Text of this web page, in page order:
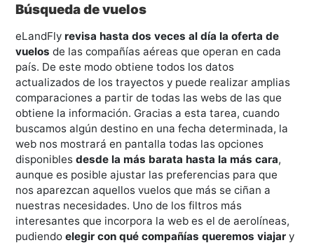
Búsqueda de vuelos
eLandFly revisa hasta dos veces al día la oferta de
vuelos de las compañías aéreas que operan en cada
país. De este modo obtiene todos los datos
actualizados de los trayectos y puede realizar amplias
comparaciones a partir de todas las webs de las que
obtiene la información. Gracias a esta tarea, cuando
buscamos algún destino en una fecha determinada, la
web nos mostrará en pantalla todas las opciones
disponiblesdesde la más barata hasta la más cara,
aunque es posible ajustar las preferencias para que
nos aparezcan aquellos vuelos que más se ciñan a
nuestras necesidades. Uno de los filtros más
interesantes que incorpora la web es el de aerolíneas,
pudiendoelegir con qué compañías queremos viajary